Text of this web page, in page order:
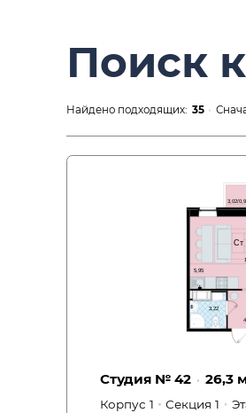
поиск
Найдено подходящих: 35
Студия № 42 26,3
Корпус 1 Секция 1